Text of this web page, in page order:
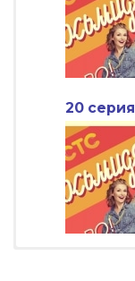
20 серия